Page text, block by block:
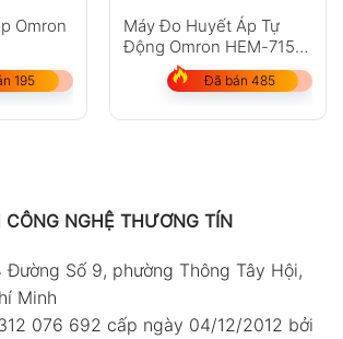
Omron
195
Máy Đo Huyết Áp Tự
Động Omron HEM-7156-
A Nhật Bản
Đã bán 485
NGHỆ THƯƠNG TÍN
Đường Số 9, phường Thông Tây Hội,
Minh
076 692 cấp ngày 04/12/2012 bởi